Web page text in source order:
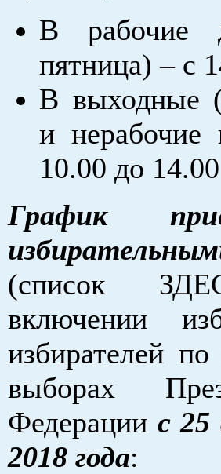
В рабочие
пятница) – с
В выходные
и
10.00 до
График
(список
включении
избирателей
выборах
Федерации с
2018 года: